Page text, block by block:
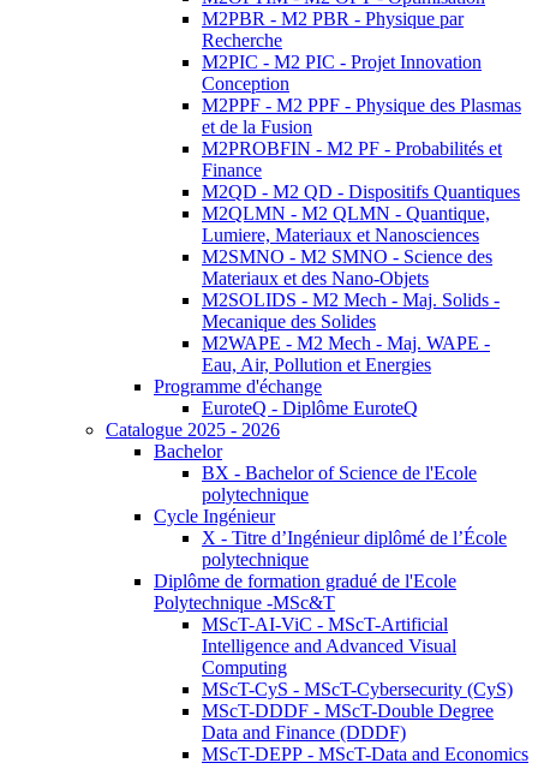
M2PBR - M2 PBR - Physique par
Recherche
M2PIC - M2 PIC - Projet Innovation
Conception
M2PPF - M2 PPF - Physique des Plasmas
et de la Fusion
M2PROBFIN - M2 PF - Probabilités et
Finance
M2QD - M2 QD - Dispositifs Quantiques
M2QLMN - M2 QLMN - Quantique,
Lumiere, Materiaux et Nanosciences
M2SMNO - M2 SMNO - Science des
Materiaux et des Nano-Objets
M2SOLIDS - M2 Mech - Maj. Solids -
Mecanique des Solides
M2WAPE - M2 Mech - Maj. WAPE -
Eau, Air, Pollution et Energies
Programme d'échange
EuroteQ - Diplôme EuroteQ
Catalogue 2025 - 2026
Bachelor
BX - Bachelor of Science de l'Ecole
polytechnique
Cycle Ingénieur
X - Titre d’Ingénieur diplômé de l’École
polytechnique
Diplôme de formation gradué de l'Ecole
Polytechnique -MSc&T
MScT-AI-ViC - MScT-Artificial
Intelligence and Advanced Visual
Computing
MScT-CyS - MScT-Cybersecurity (CyS)
MScT-DDDF - MScT-Double Degree
Data and Finance (DDDF)
MScT-DEPP - MScT-Data and Economics